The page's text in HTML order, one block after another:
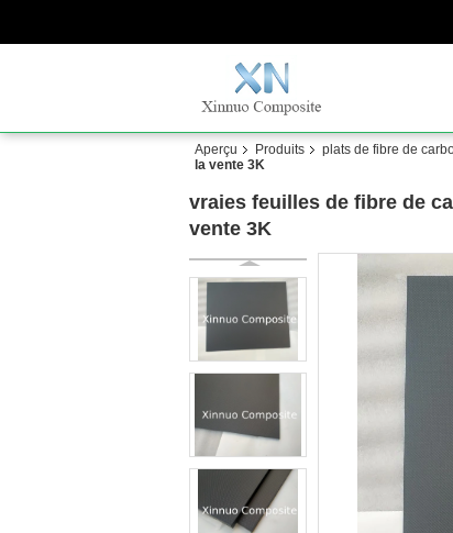
Aperçu Produits plats de fibre de
la vente 3K
vraies feuilles de fibre de
vente 3K